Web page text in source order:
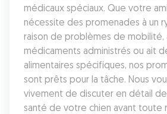
médicaux spéciaux. Que votre
nécessite des promenades à un
raison de problèmes de mobilité,
médicaments administrés ou ait
alimentaires spécifiques, nos
sont prêts pour la tâche. Nous
vivement de discuter en détail
santé de votre chien avant toute